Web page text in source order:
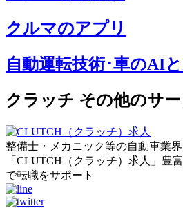
クルマのアプリ
自動運転技術･車のAI
クラッチ その他のサ
整備士・メカニック等の自動車業
「CLUTCH（クラッチ）求人」豊
で転職をサポート